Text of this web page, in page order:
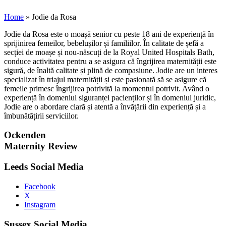
Home » Jodie da Rosa
Jodie da Rosa este o moașă senior cu peste 18 ani de experiență în
sprijinirea femeilor, bebelușilor și familiilor. În calitate de șefă a
secției de moașe și nou-născuți de la Royal United Hospitals Bath,
conduce activitatea pentru a se asigura că îngrijirea maternității este
sigură, de înaltă calitate și plină de compasiune. Jodie are un interes
specializat în triajul maternității și este pasionată să se asigure că
femeile primesc îngrijirea potrivită la momentul potrivit. Având o
experiență în domeniul siguranței pacienților și în domeniul juridic,
Jodie are o abordare clară și atentă a învățării din experiență și a
îmbunătățirii serviciilor.
Ockenden
Maternity Review
Leeds Social Media
Facebook
X
Instagram